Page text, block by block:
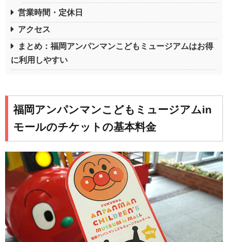
営業時間・定休日
アクセス
まとめ：福岡アンパンマンこどもミュージアムはお得
に利用しやすい
福岡アンパンマンこどもミュージアムin
モールのチケットの基本料金